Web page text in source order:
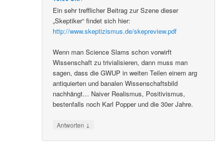
Ein sehr trefflicher Beitrag zur Szene dieser
„Skeptiker“ findet sich hier:
http://www.skeptizismus.de/skepreview.pdf
Wenn man Science Slams schon vorwirft
Wissenschaft zu trivialisieren, dann muss man
sagen, dass die GWUP in weiten Teilen einem arg
antiquierten und banalen Wissenschaftsbild
nachhängt… Naiver Realismus, Positivismus,
bestenfalls noch Karl Popper und die 30er Jahre.
Antworten ↓